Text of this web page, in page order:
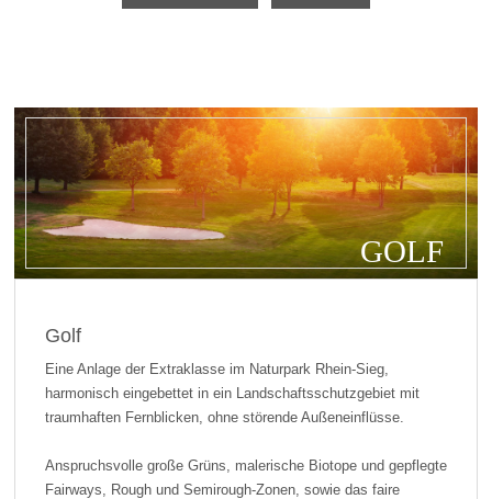
GOLF
Golf
Eine Anlage der Extraklasse im Naturpark Rhein-Sieg,
harmonisch eingebettet in ein Landschaftsschutzgebiet mit
traumhaften Fernblicken, ohne störende Außeneinflüsse.
Anspruchsvolle große Grüns, malerische Biotope und gepflegte
Fairways, Rough und Semirough-Zonen, sowie das faire